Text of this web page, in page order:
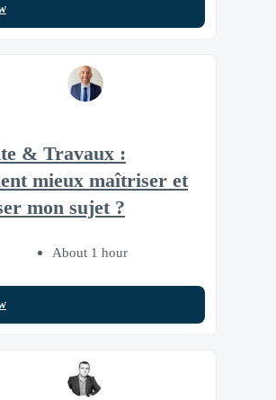
& Travaux :
mieux maîtriser et
mon sujet ?
About 1 hour